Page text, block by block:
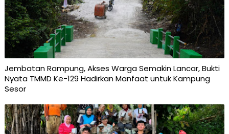
Jembatan Rampung, Akses Warga Semakin Lancar, Bukti
Nyata TMMD Ke-129 Hadirkan Manfaat untuk Kampung
Sesor